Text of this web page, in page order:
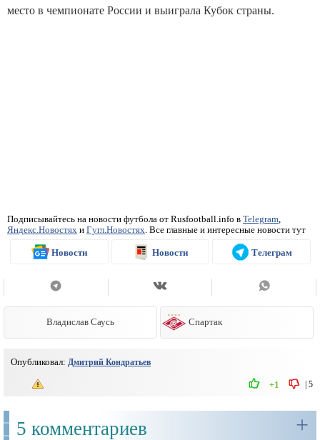
место в чемпионате России и выиграла Кубок страны.
Подписывайтесь на новости футбола от Rusfootball.info в Telegram
Яндекс.Новостях и Гугл.Новостях . Все главные и интересные новости тут
Новости Новости Телеграм
Владислав Саусь Спартак
Опубликовал: Дмитрий Кондратьев
| 5
+1
5 комментариев +